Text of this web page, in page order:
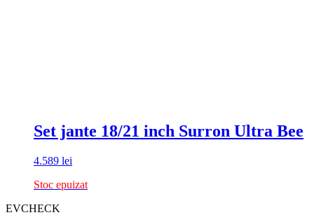
Set jante 18/21 inch Surron Ultra Bee
4.589 lei
Stoc epuizat
EVCHECK